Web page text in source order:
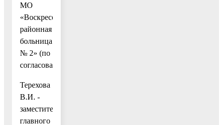
МО
«Воскресенская
районная
больница
№ 2» (по
согласованию);
Терехова
В.И. -
заместитель
главного